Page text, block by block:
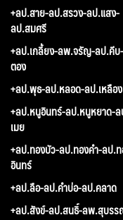
+ลป.สาย-ลป.สรวง-ลป.แสง-
ลป.สมศรี
+ลป.เกลี้ยง-ลพ.จรัญ-ลป.คี
ตอง
+ลป.พุธ-ลป.หลอด-ลป.เหลือง
+ลป.หนูอินทร์-ลป.หนูหยาด-
เมย
+ลป.ทองบัว-ลป.ทองคำ-ลป.
อินทร์
+ลป.ลือ-ลป.คำบ่อ-ลป.คลาด
+ลป.สังข์-ลป.สนธิ์-ลพ.สุบร